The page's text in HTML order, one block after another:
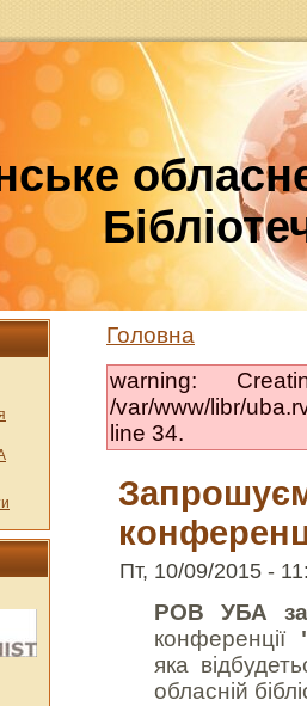
Головна
warning:
/var/www/libr/
line 34.
Пт, 10/09/2015 -
РОВ УБА
конференції
яка
обласній